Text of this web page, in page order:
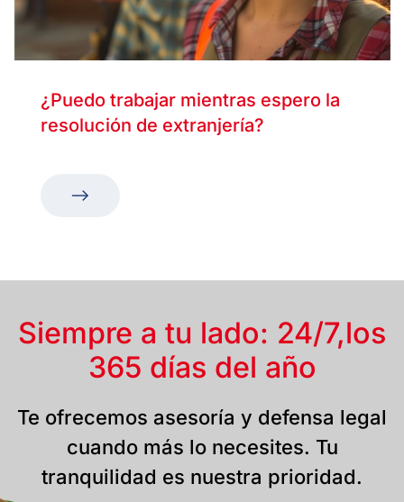
¿Puedo trabajar mientras espero la
resolución de extranjería?
Siempre a tu lado: 24/7,los
365 días del año
Te ofrecemos asesoría y defensa legal
cuando más lo necesites. Tu
tranquilidad es nuestra prioridad.